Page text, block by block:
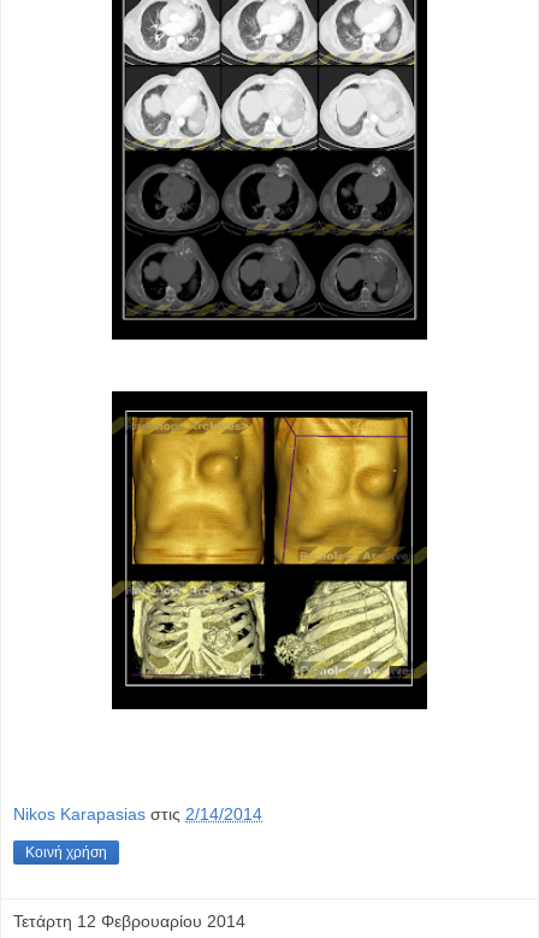
Nikos Karapasias στις 2/14/2014
Κοινή χρήση
Τετάρτη 12 Φεβρουαρίου 2014